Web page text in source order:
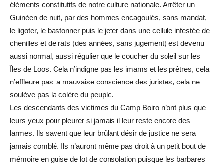
éléments constitutifs de notre culture nationale. Arrêter un
Guinéen de nuit, par des hommes encagoulés, sans mandat,
le ligoter, le bastonner puis le jeter dans une cellule infestée de
chenilles et de rats (des années, sans jugement) est devenu
aussi normal, aussi régulier que le coucher du soleil sur les
Îles de Loos. Cela n’indigne pas les imams et les prêtres, cela
n’effleure pas la mauvaise conscience des juristes, cela ne
soulève pas la colère du peuple.
Les descendants des victimes du Camp Boiro n’ont plus que
leurs yeux pour pleurer si jamais il leur reste encore des
larmes. Ils savent que leur brûlant désir de justice ne sera
jamais comblé. Ils n’auront même pas droit à un petit bout de
mémoire en guise de lot de consolation puisque les barbares